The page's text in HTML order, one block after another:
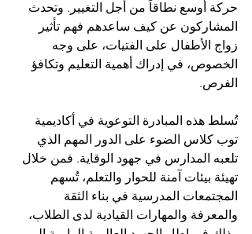
حركة أوسع نطاقاً من أجل التغيير. وتحدث
المشاركون عن كيف ساعدهم فهم تأثير
زواج الأطفال على الفتيات، على وجه
الخصوص، في إدراك أهمية التعليم وتكافؤ
الفرص.
تُسلط هذه المبادرة التوعوية في أكاديمية
توب كلاس الضوء على الدور المهم الذي
تلعبه المدارس في جهود الوقاية. فمن خلال
تهيئة بيئات آمنة للحوار والتعلم، تُسهم
المجتمعات المدرسية في بناء الثقة
والمعرفة والمهارات القيادية لدى الطلاب،